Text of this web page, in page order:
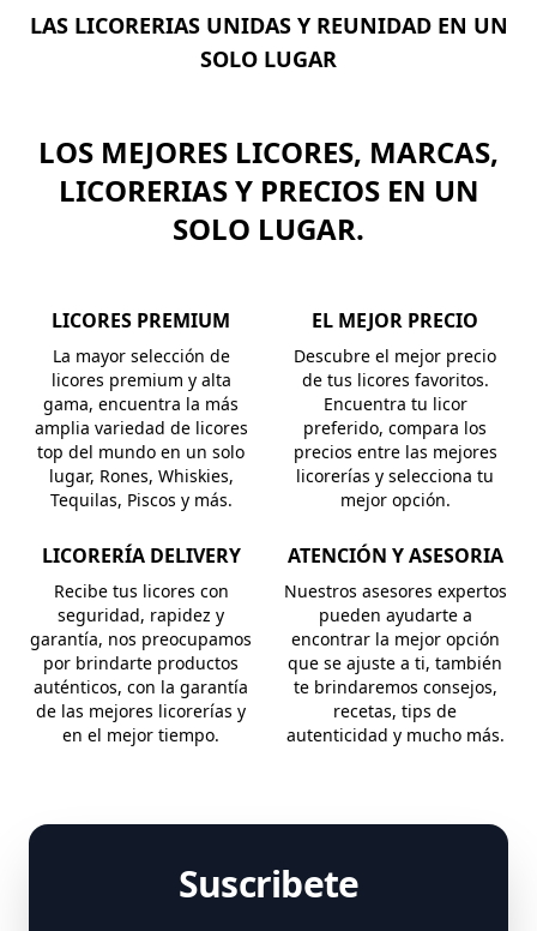
LAS LICORERIAS UNIDAS Y REUNIDAD EN UN
SOLO LUGAR
LOS MEJORES LICORES, MARCAS,
LICORERIAS Y PRECIOS EN UN
SOLO LUGAR.
LICORES PREMIUM
La mayor selección de
licores premium y alta
gama, encuentra la más
amplia variedad de licores
top del mundo en un solo
lugar, Rones, Whiskies,
Tequilas, Piscos y más.
EL MEJOR PRECIO
Descubre el mejor precio
de tus licores favoritos.
Encuentra tu licor
preferido, compara los
precios entre las mejores
licorerías y selecciona tu
mejor opción.
LICORERÍA DELIVERY
Recibe tus licores con
seguridad, rapidez y
garantía, nos preocupamos
por brindarte productos
auténticos, con la garantía
de las mejores licorerías y
en el mejor tiempo.
ATENCIÓN Y ASESORIA
Nuestros asesores expertos
pueden ayudarte a
encontrar la mejor opción
que se ajuste a ti, también
te brindaremos consejos,
recetas, tips de
autenticidad y mucho más.
Suscribete